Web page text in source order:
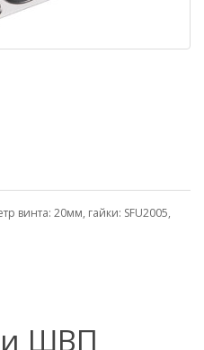
винта: 20мм, гайки: SFU2005,
ШВП